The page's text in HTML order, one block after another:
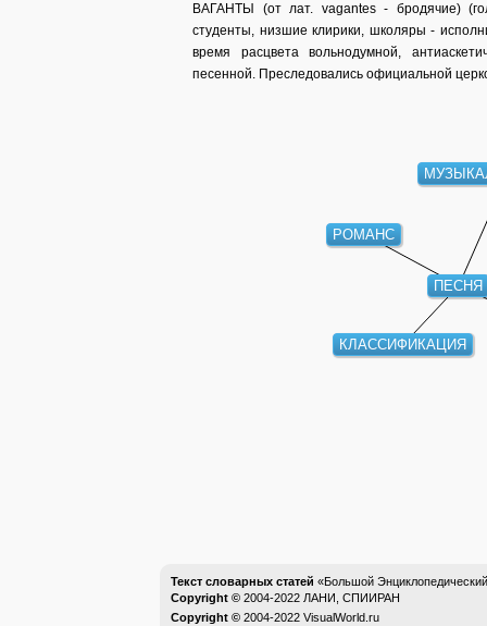
ВАГАНТЫ (от лат. vagantes - бродячие)
студенты, низшие клирики, школяры -
время расцвета вольнодумной,
песенной. Преследовались официальной
ПЕСНЯ
РОМАНС
КЛАССИФИКАЦИЯ
Текст словарных статей «Большой
Copyright © 2004-2022 ЛАНИ, СПИИРАН
Copyright © 2004-2022 VisualWorld.ru